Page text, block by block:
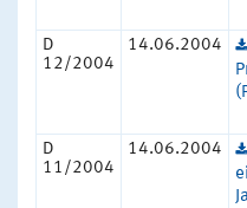
D
12/2004
14.06.2004
D
11/2004
14.06.2004